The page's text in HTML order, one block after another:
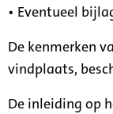
• Eventueel
De kenmerken
vindplaats,
De inleiding op